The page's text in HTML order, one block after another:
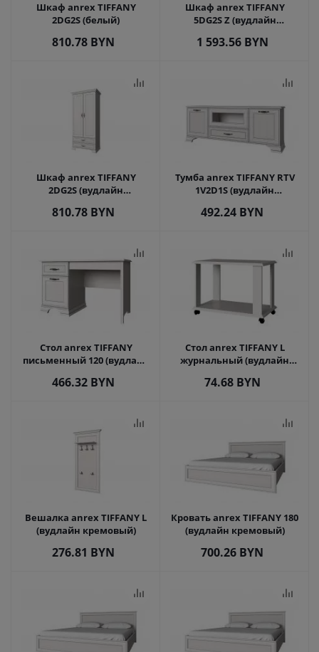
Шкаф anrex TIFFANY
2DG2S (белый)
810.78 BYN
Шкаф anrex TIFFANY
5DG2S Z (вудлайн
1 593.56BYN
Шкаф anrex TIFFANY
2DG2S (вудлайн
810.78 BYN
Тумба anrex TIFFANY RTV
1V2D1S (вудлайн
492.24 BYN
Стол anrex TIFFANY
письменный 120 (вудлайн
466.32 BYN
Стол anrex TIFFANY L
журнальный (вудлайн
74.68BYN
Вешалка anrex TIFFANY L
(вудлайн кремовый)
276.81 BYN
Кровать anrex TIFFANY 180
(вудлайн кремовый)
700.26 BYN